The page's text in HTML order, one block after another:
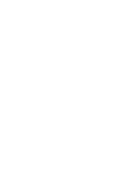
об